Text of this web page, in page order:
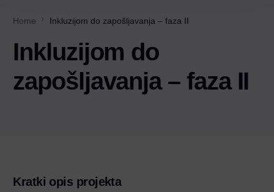
Home Inkluzijom do zapošljavanja – faza II
Inkluzijom do
zapošljavanja – faza II
Kratki opis projekta